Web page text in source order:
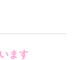
ます